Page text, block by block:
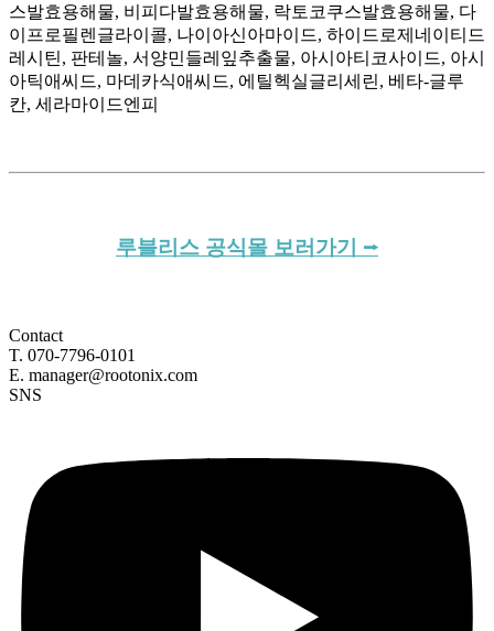
스발효용해물, 비피다발효용해물, 락토코쿠스발효용해물, 다
이프로필렌글라이콜, 나이아신아마이드, 하이드로제네이티드
레시틴, 판테놀, 서양민들레잎추출물, 아시아티코사이드, 아시
아틱애씨드, 마데카식애씨드, 에틸헥실글리세린, 베타-글루
칸, 세라마이드엔피
루블리스 공식몰 보러가기 ⭢
Contact
T. 070-7796-0101
E. manager@rootonix.com
SNS